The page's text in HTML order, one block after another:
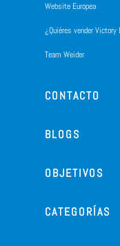
Website Europea
¿Quiéres vender Victory
Team Weider
CONTACTO
BLOGS
OBJETIVOS
CATEGORÍAS